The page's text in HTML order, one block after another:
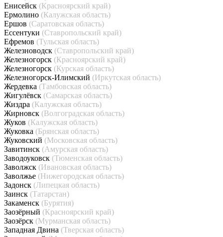
Енисейск (Красноярский край)
Ермолино (Калужская область)
Ершов (Саратовская область)
Ессентуки (Ставропольский край)
Ефремов (Тульская область)
Железноводск (Ставропольский край)
Железногорск (Красноярский край)
Железногорск (Курская область)
Железногорск-Илимский (Иркутская область)
Жердевка (Тамбовская область)
Жигулёвск (Самарская область)
Жиздра (Калужская область)
Жирновск (Волгоградская область)
Жуков (Калужская область)
Жуковка (Брянская область)
Жуковский (Московская область)
Завитинск (Амурская область)
Заводоуковск (Тюменская область)
Заволжск (Ивановская область)
Заволжье (Нижегородская область)
Задонск (Липецкая область)
Заинск (Татарстан)
Закаменск (Бурятия)
Заозёрный (Красноярский край)
Заозёрск (Мурманская область)
Западная Двина (Тверская область)